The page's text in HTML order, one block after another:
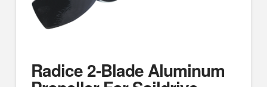
Radice 2-Blade Aluminum